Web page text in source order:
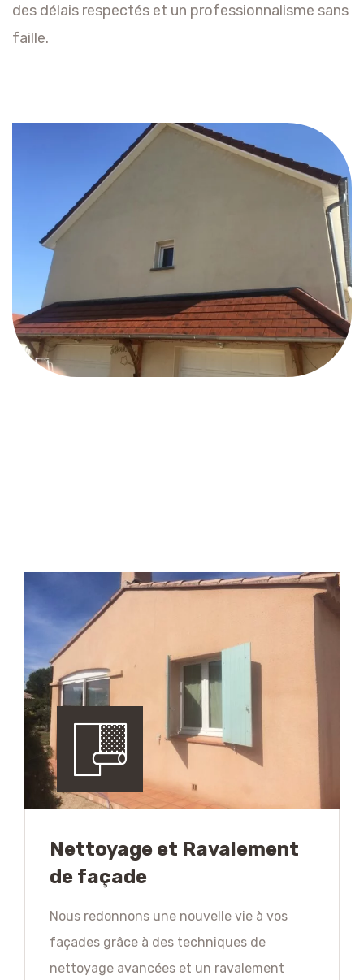
des délais respectés et un professionnalisme sans
faille.
Nettoyage et Ravalement
de façade
Nous redonnons une nouvelle vie à vos
façades grâce à des techniques de
nettoyage avancées et un ravalement